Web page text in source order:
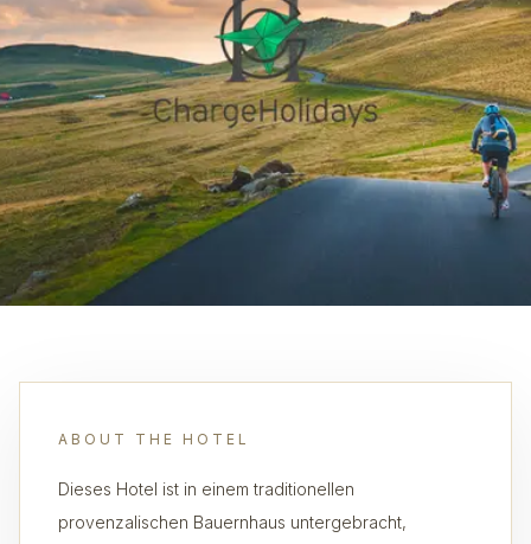
ABOUT THE HOTEL
Dieses Hotel ist in einem traditionellen
provenzalischen Bauernhaus untergebracht,